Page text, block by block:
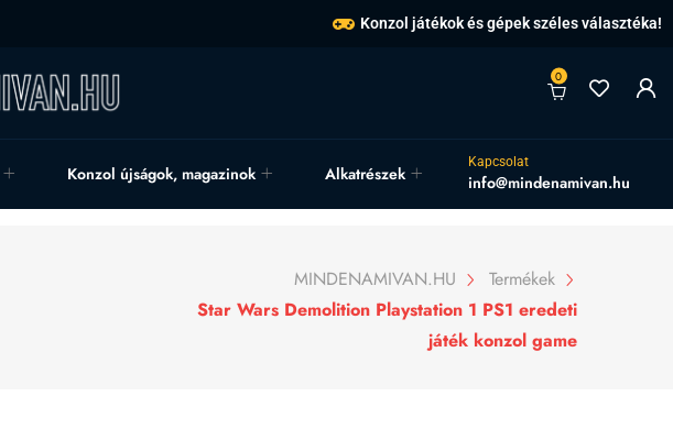
Konzol játékok és gépek széles választéka!
0
Konzol újságok, magazinok Alkatrészek
Kapcsolat
info@mindenamivan.hu
MINDENAMIVAN.HU
Termékek
Star Wars Demolition Playstation 1 PS1 eredeti
játék konzol game